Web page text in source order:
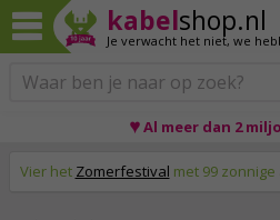
kabelshop.nl
Je verwacht het niet, we
♥ Al meer dan 2
Vier het Zomerfestival met 99